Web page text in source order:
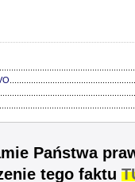
Państwa
tego faktu